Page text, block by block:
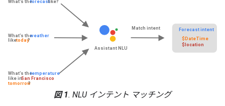
図 1. NLU インテント マッチング